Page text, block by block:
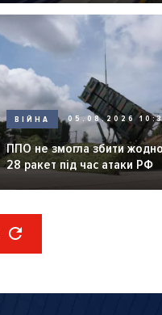
ВІЙНА 05.08.2026
ППО не змогла збити
28 ракет під час атаки РФ